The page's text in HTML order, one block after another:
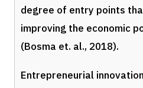
degree of entry points
improving the economic
(Bosma et. al., 2018).
Entrepreneurial